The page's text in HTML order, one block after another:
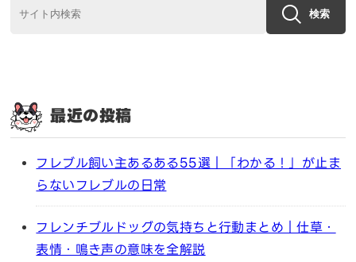
検索
最近の投稿
フレブル飼い主あるある55選｜「わかる！」が止ま
らないフレブルの日常
フレンチブルドッグの気持ちと行動まとめ｜仕草・
表情・鳴き声の意味を全解説